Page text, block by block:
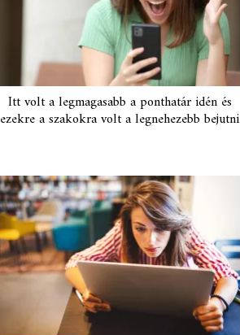
Itt volt a legmagasabb a ponthatár idén és
ezekre a szakokra volt a legnehezebb bejutni